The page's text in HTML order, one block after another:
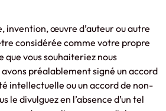
invention, œuvre d’auteur ou autre
considérée comme votre propre
vous souhaiteriez nous
préalablement signé un accord
intellectuelle ou un accord de non-
le divulguez en l’absence d’un tel